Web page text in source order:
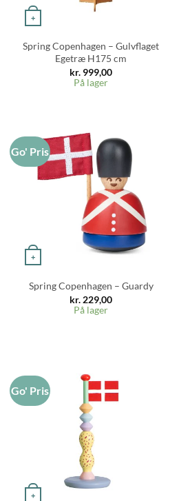
+
Spring Copenhagen – Gulvflaget
Egetræ H175 cm
kr. 999,00
På lager
Go' Pris
+
Spring Copenhagen – Guardy
kr. 229,00
På lager
Go' Pris
+